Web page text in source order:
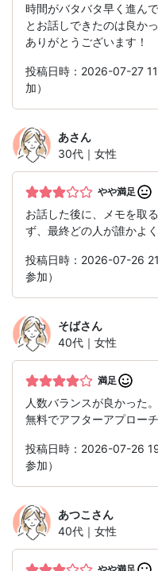
時間がバタバタ早く進ん
とお話しできたのは良か
ありがとうございます！
投稿日時：2026-07-27
加）
あさん
30代｜女性
やや満足
お話した後に、メモを取
ず、最終どの人が誰かよ
投稿日時：2026-07-26
参加）
そばさん
40代｜女性
満足
人数バランスが良かった。
無料でアフターアプロー
投稿日時：2026-07-26
参加）
あつこ さん
40代｜女性